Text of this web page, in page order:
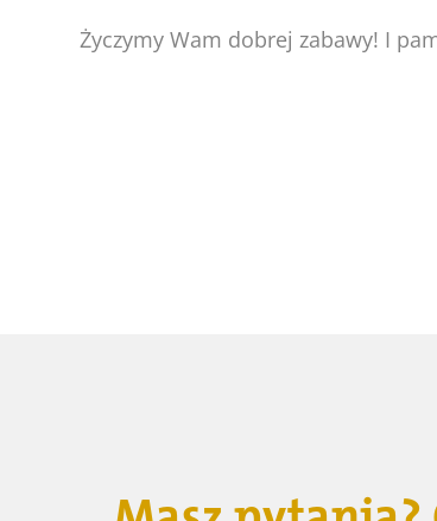
Życzymy Wam dobrej zabawy! I